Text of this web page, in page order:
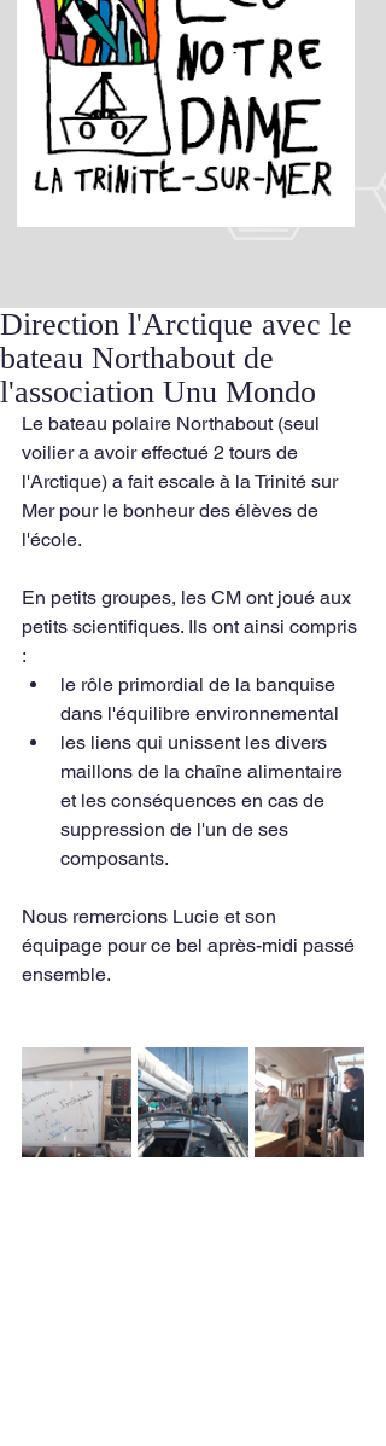
Direction l'Arctique avec le
bateau Northabout de
l'association Unu Mondo
Le bateau polaire Northabout (seul
voilier a avoir effectué 2 tours de
l'Arctique) a fait escale à la Trinité sur
Mer pour le bonheur des élèves de
l'école.
En petits groupes, les CM ont joué aux
petits scientifiques. Ils ont ainsi compris
:
le rôle primordial de la banquise
dans l'équilibre environnemental
les liens qui unissent les divers
maillons de la chaîne alimentaire
et les conséquences en cas de
suppression de l'un de ses
composants.
Nous remercions Lucie et son
équipage pour ce bel après-midi passé
ensemble.